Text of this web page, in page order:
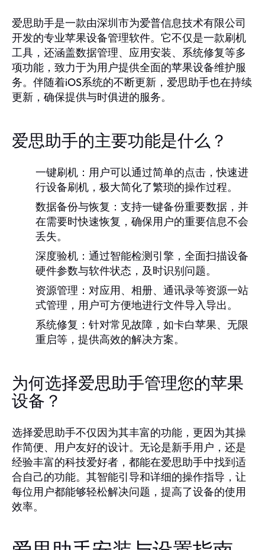
爱思助手是一款由深圳市为爱普信息技术有限公司
开发的专业苹果设备管理软件。它不仅是一款刷机
工具，还涵盖数据管理、应用安装、系统修复等多
项功能，致力于为用户提供全面的苹果设备维护服
务。伴随着iOS系统的不断更新，爱思助手也在持续
更新，确保提供与时俱进的服务。
爱思助手的主要功能是什么？
一键刷机 ：用户可以通过简单的点击，快速进
行设备刷机，极大简化了繁琐的操作过程。
数据备份与恢复 ：支持一键备份重要数据，并
在需要时快速恢复，确保用户的重要信息不会
丢失。
深度验机 ：通过智能检测引擎，全面扫描设备
硬件参数与软件状态，及时识别问题。
资源管理 ：对应用、相册、通讯录等资源一站
式管理，用户可方便地进行文件导入导出。
系统修复 ：针对常见故障，如卡白苹果、无限
重启等，提供高效的解决方案。
为何选择爱思助手管理您的苹果
设备？
选择爱思助手不仅因为其丰富的功能，更因为其操
作简便、用户友好的设计。无论是新手用户，还是
经验丰富的科技爱好者，都能在爱思助手中找到适
合自己的功能。其智能引导和详细的操作指导，让
每位用户都能够轻松解决问题，提高了设备的使用
效率。